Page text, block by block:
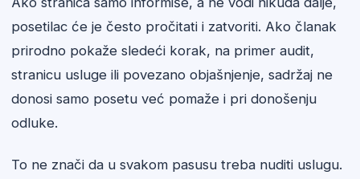
posetilac će je često pročitati i zatvoriti. Ako članak
prirodno pokaže sledeći korak, na primer audit,
stranicu usluge ili povezano objašnjenje, sadržaj ne
donosi samo posetu već pomaže i pri donošenju
odluke.
To ne znači da u svakom pasusu treba nuditi uslugu.